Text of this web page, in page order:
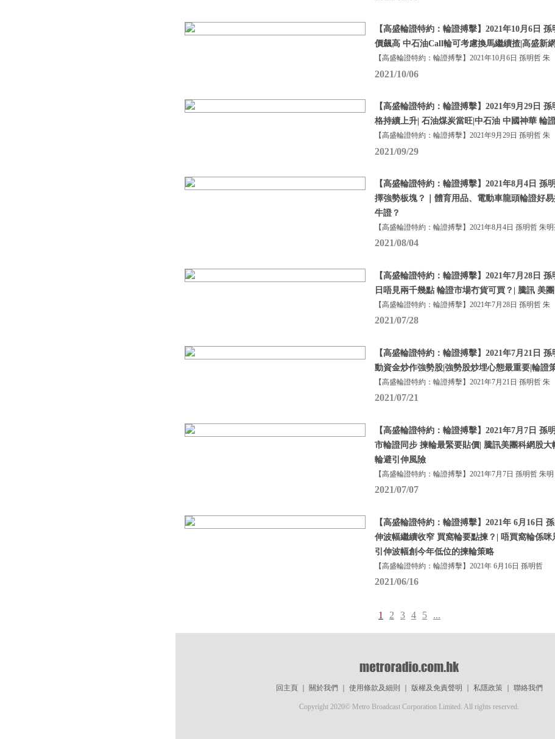
【高盛輪證特約：輪證搏擊】2021年10月6日
價飆高 中石油Call輪可考慮換馬繼續揸|高盛新
【高盛輪證特約：輪證搏擊】2021年10月6日 孫明哲 朱
2021/10/06
【高盛輪證特約：輪證搏擊】2021年9月29日
格持續上升| 石油煤炭當旺|中石油 中國神華 輪
【高盛輪證特約：輪證搏擊】2021年9月29日 孫明哲 朱
2021/09/29
【高盛輪證特約：輪證搏擊】2021年8月4日 孫
擇強勢板塊？｜體育用品、電動車龍頭輪證好
牛證？
【高盛輪證特約：輪證搏擊】2021年8月4日 孫明哲 朱
2021/08/04
【高盛輪證特約：輪證搏擊】2021年7月28日
日唔見兩千幾點 輪證市場冇貨可買？| 騰訊 美
【高盛輪證特約：輪證搏擊】2021年7月28日 孫明哲 朱
2021/07/28
【高盛輪證特約：輪證搏擊】2021年7月21日
動資金炒作強勢股|強勢股炒埋心態最重要|輪證
【高盛輪證特約：輪證搏擊】2021年7月21日 孫明哲 朱
2021/07/21
【高盛輪證特約：輪證搏擊】2021年7月7日 孫
市輪證同步 揀輪最緊要貼價| 騰訊美團科網股
輪避引伸風險
【高盛輪證特約：輪證搏擊】2021年7月7日 孫明哲 朱明
2021/07/07
【高盛輪證特約：輪證搏擊】2021年 6月16日
伸波幅繼續收窄 買窩輪要點揀？| 唔買窩輪係咪
引伸波幅創今年低位的揀輪策略
【高盛輪證特約：輪證搏擊】2021年 6月16日 孫明哲
2021/06/16
1 2 3 4 5 ...
回主頁｜ 關於我們 使用條款及細則 版權及免責聲明 私隱政策｜ 聯絡我們
Copyright 2020© Metro Broadcast Corporation Limited. All rights reserved.